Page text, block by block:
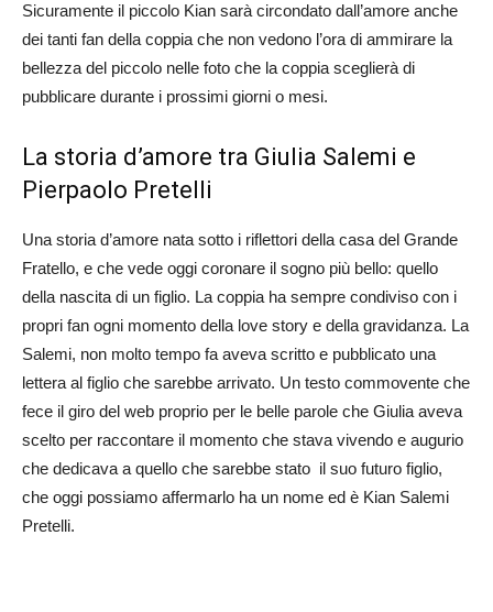
Sicuramente il piccolo Kian sarà circondato dall’amore anche
dei tanti fan della coppia che non vedono l’ora di ammirare la
bellezza del piccolo nelle foto che la coppia sceglierà di
pubblicare durante i prossimi giorni o mesi.
La storia d’amore tra Giulia Salemi e
Pierpaolo Pretelli
Una storia d’amore nata sotto i riflettori della casa del Grande
Fratello, e che vede oggi coronare il sogno più bello: quello
della nascita di un figlio. La coppia ha sempre condiviso con i
propri fan ogni momento della love story e della gravidanza. La
Salemi, non molto tempo fa aveva scritto e pubblicato una
lettera al figlio che sarebbe arrivato. Un testo commovente che
fece il giro del web proprio per le belle parole che Giulia aveva
scelto per raccontare il momento che stava vivendo e augurio
che dedicava a quello che sarebbe stato il suo futuro figlio,
che oggi possiamo affermarlo ha un nome ed è Kian Salemi
Pretelli.